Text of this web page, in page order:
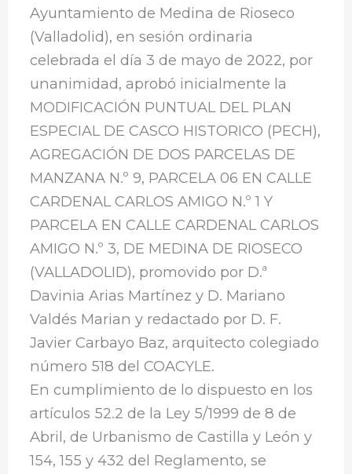
Ayuntamiento de Medina de Rioseco
(Valladolid), en sesión ordinaria
celebrada el día 3 de mayo de 2022, por
unanimidad, aprobó inicialmente la
MODIFICACIÓN PUNTUAL DEL PLAN
ESPECIAL DE CASCO HISTORICO (PECH),
AGREGACIÓN DE DOS PARCELAS DE
MANZANA N.º 9, PARCELA 06 EN CALLE
CARDENAL CARLOS AMIGO N.º 1 Y
PARCELA EN CALLE CARDENAL CARLOS
AMIGO N.º 3, DE MEDINA DE RIOSECO
(VALLADOLID), promovido por D.ª
Davinia Arias Martínez y D. Mariano
Valdés Marian y redactado por D. F.
Javier Carbayo Baz, arquitecto colegiado
número 518 del COACYLE.
En cumplimiento de lo dispuesto en los
artículos 52.2 de la Ley 5/1999 de 8 de
Abril, de Urbanismo de Castilla y León y
154, 155 y 432 del Reglamento, se